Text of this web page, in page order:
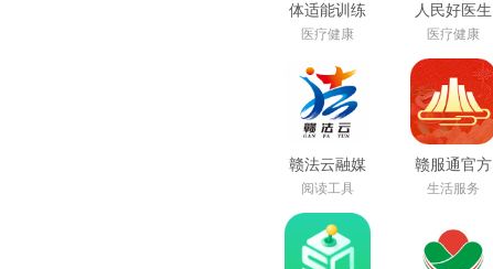
体适能训练
app最新
2025版
医疗健康
人民好医生
app(培训我
是医生)
医疗健康
赣法云融媒
体app下载
安装最新版
本
阅读工具
赣服通官方
版app(江西
政务服务)
生活服务